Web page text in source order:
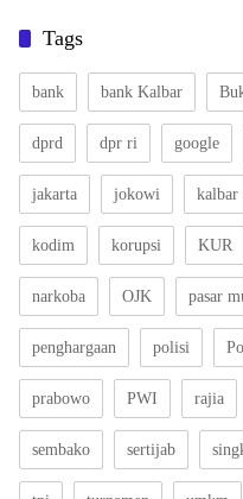
Tags
bank bank Kalbar
dprd dpr ri google
jakarta jokowi kalbar
kodim korupsi KUR
narkoba OJK pasar
penghargaan polisi
prabowo PWI rajia
sembako sertijab